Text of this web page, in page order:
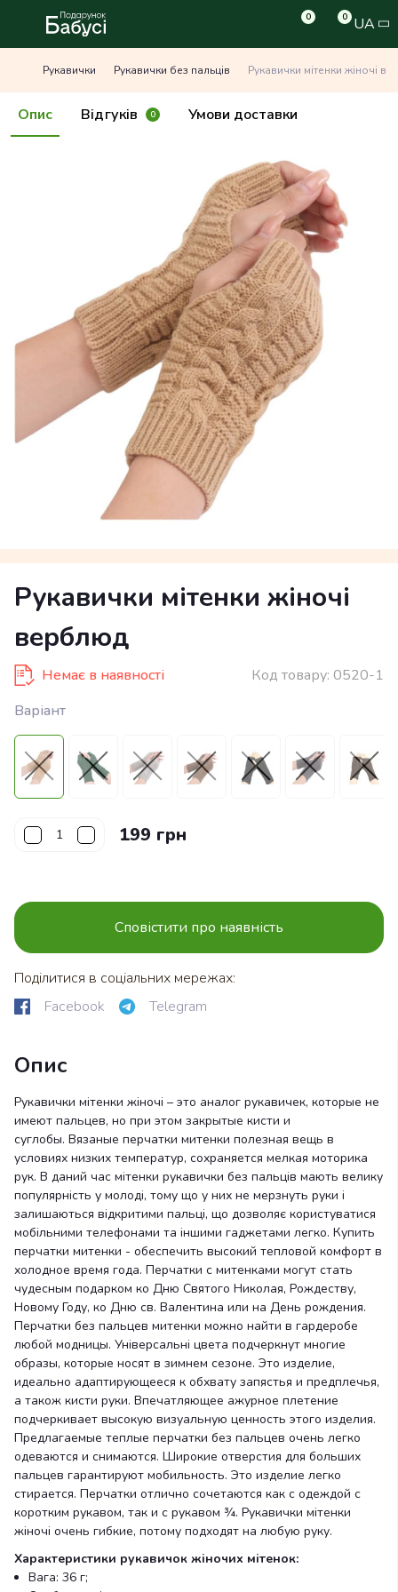
0 0 UA
Рукавички Рукавички без пальців Рукавички мітенки жіночі
Опис Відгуків 0 Умови доставки
Рукавички мітенки жіночі
верблюд
Немає в наявності Код товару: 0520-1
Варіант
199 грн
Сповістити про наявність
Поділитися в соціальних мережах:
Facebook
Telegram
Опис
Рукавички мітенки жіночі – это аналог рукавичек, которые не
имеют пальцев, но при этом закрытые кисти и
суглобы. Вязаные перчатки митенки полезная вещь в
условиях низких температур, сохраняется мелкая моторика
рук. В даний час мітенки рукавички без пальців мають велику
популярність у молоді, тому що у них не мерзнуть руки і
залишаються відкритими пальці, що дозволяє користуватися
мобільними телефонами та іншими гаджетами легко. Купить
перчатки митенки - обеспечить высокий тепловой комфорт в
холодное время года. Перчатки с митенками могут стать
чудесным подарком ко Дню Святого Николая, Рождеству,
Новому Году, ко Дню св. Валентина или на День рождения.
Перчатки без пальцев митенки можно найти в гардеробе
любой модницы. Універсальні цвета подчеркнут многие
образы, которые носят в зимнем сезоне. Это изделие,
идеально адаптирующееся к обхвату запястья и предплечья,
а також кисти руки. Впечатляющее ажурное плетение
подчеркивает высокую визуальную ценность этого изделия.
Предлагаемые теплые перчатки без пальцев очень легко
одеваются и снимаются. Широкие отверстия для больших
пальцев гарантируют мобильность. Это изделие легко
стирается. Перчатки отлично сочетаются как с одеждой с
коротким рукавом, так и с рукавом ¾. Рукавички мітенки
жіночі очень гибкие, потому подходят на любую руку.
Характеристики рукавичок жіночих мітенок:
Вага: 36 г;